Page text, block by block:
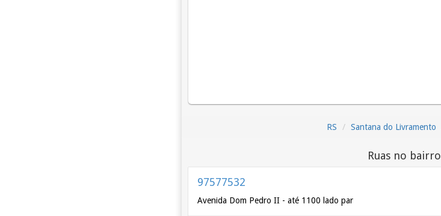
RS Santana do Livramento
Ruas no bairro
97577532
Avenida Dom Pedro II - até 1100 lado par